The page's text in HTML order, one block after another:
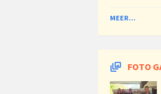
MEER...
FOTO